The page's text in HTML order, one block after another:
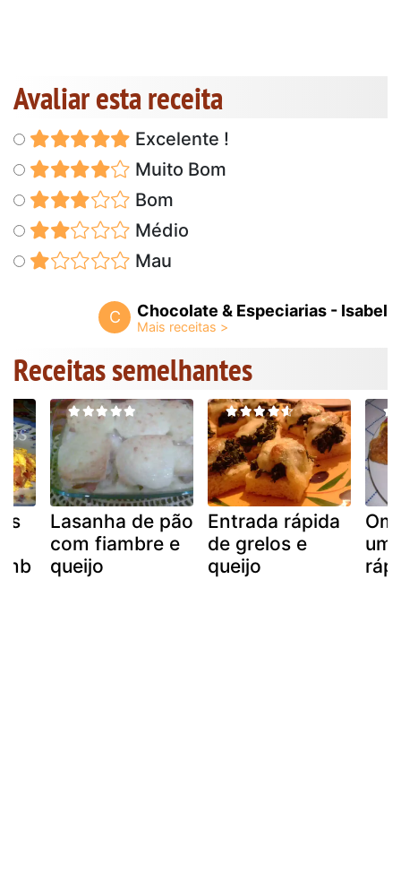
Avaliar esta receita
Excelente !
Muito Bom
Bom
Médio
Mau
C Chocolate & Especiarias - Isabel
Receitas semelhantes
Lasanha de pão
com fiambre e
queijo
Entrada rápida
de grelos e
queijo
um